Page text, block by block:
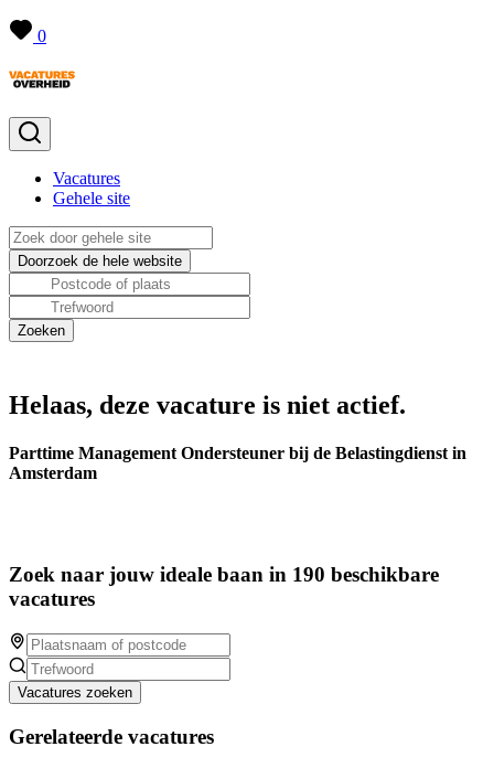
0
Vacatures
Gehele site
Helaas, deze vacature is niet actief.
Parttime Management Ondersteuner bij de Belastingdienst in
Amsterdam
Zoek naar jouw ideale baan in 190 beschikbare
vacatures
Vacatures zoeken
Gerelateerde vacatures